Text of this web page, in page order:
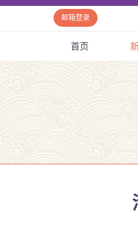
邮箱登录
首页